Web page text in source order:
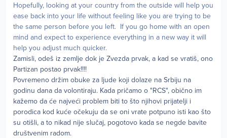
Hopefully, looking at your country from the outside will help you
ease back into your life without feeling like you are trying to be
the same person before you left. If you go home with an open
mind and expect to experience everything in a new way it will
help you adjust much quicker.
Zamisli, odeš iz zemlje dok je Zvezda prvak, a kad se vratiš, ono
Partizan postao prvak!!!!
Povremeno držim obuke za ljude koji dolaze na Srbiju na
godinu dana da volontiraju. Kada pričamo o "RCS", obično im
kažemo da će najveći problem biti to što njihovi prijatelji i
porodica kod kuće očekuju da se oni vrate potpuno isti kao što
su otišli, a to nikad nije slučaj, pogotovo kada se negde bavite
društvenim radom.